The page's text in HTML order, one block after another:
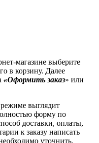
магазине выберите
в корзину. Далее
«Оформить заказ» или
выглядит
форму по
доставки, оплаты,
к заказу написать
уточнить.